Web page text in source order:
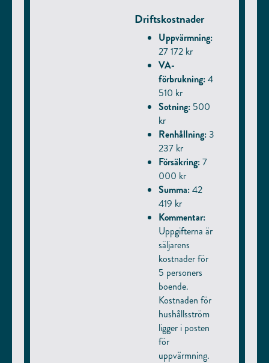
Driftskostnader
Uppvärmning:
27 172 kr
VA-
förbrukning:4
510 kr
Sotning: 500
kr
Renhållning:3
237 kr
Försäkring:7
000 kr
Summa:42
419 kr
Kommentar:
Uppgifterna är
säljarens
kostnader för
5 personers
boende.
Kostnaden för
hushållsström
ligger i posten
för
uppvärmning.